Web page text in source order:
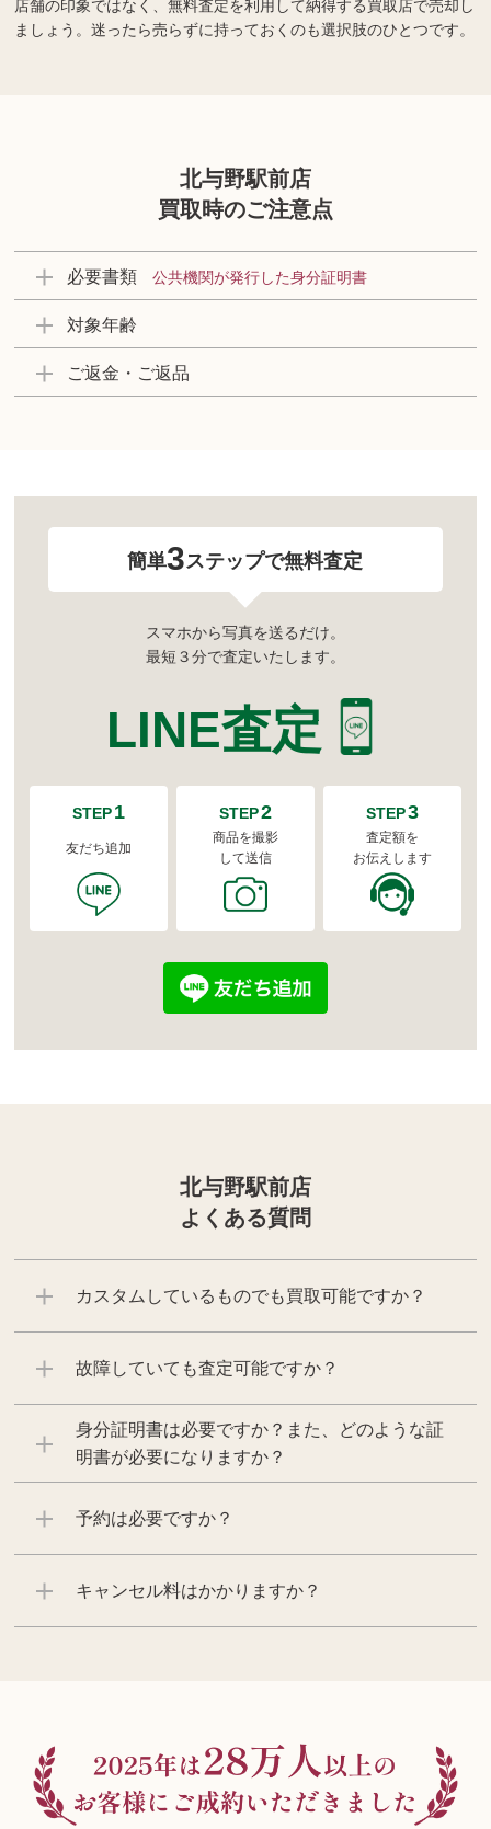
店舗の印象ではなく、無料査定を利用して納得する買取店で売却し
ましょう。迷ったら売らずに持っておくのも選択肢のひとつです。
北与野駅前店
買取時のご注意点
必要書類 公共機関が発行した身分証明書
対象年齢
ご返金・ご返品
簡単3ステップで無料査定
スマホから写真を送るだけ。
最短３分で査定いたします。
LINE査定
STEP1
友だち追加
STEP2
商品を撮影
して送信
STEP3
査定額を
お伝えします
北与野駅前店
よくある質問
カスタムしているものでも買取可能ですか？
故障していても査定可能ですか？
身分証明書は必要ですか？また、どのような証
明書が必要になりますか？
予約は必要ですか？
キャンセル料はかかりますか？